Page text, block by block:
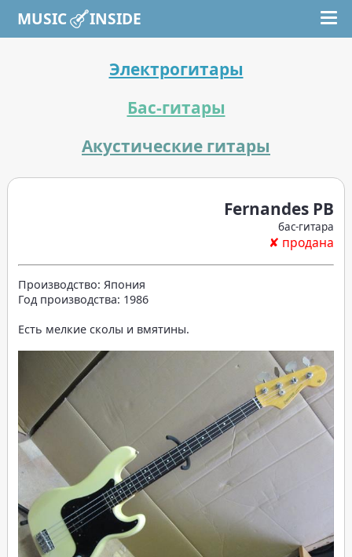
Электрогитары
Бас-гитары
Акустические гитары
Fernandes PB
бас-гитара
✘ продана
Производство: Япония
Год производства: 1986
Есть мелкие сколы и вмятины.
MUSIC INSIDE